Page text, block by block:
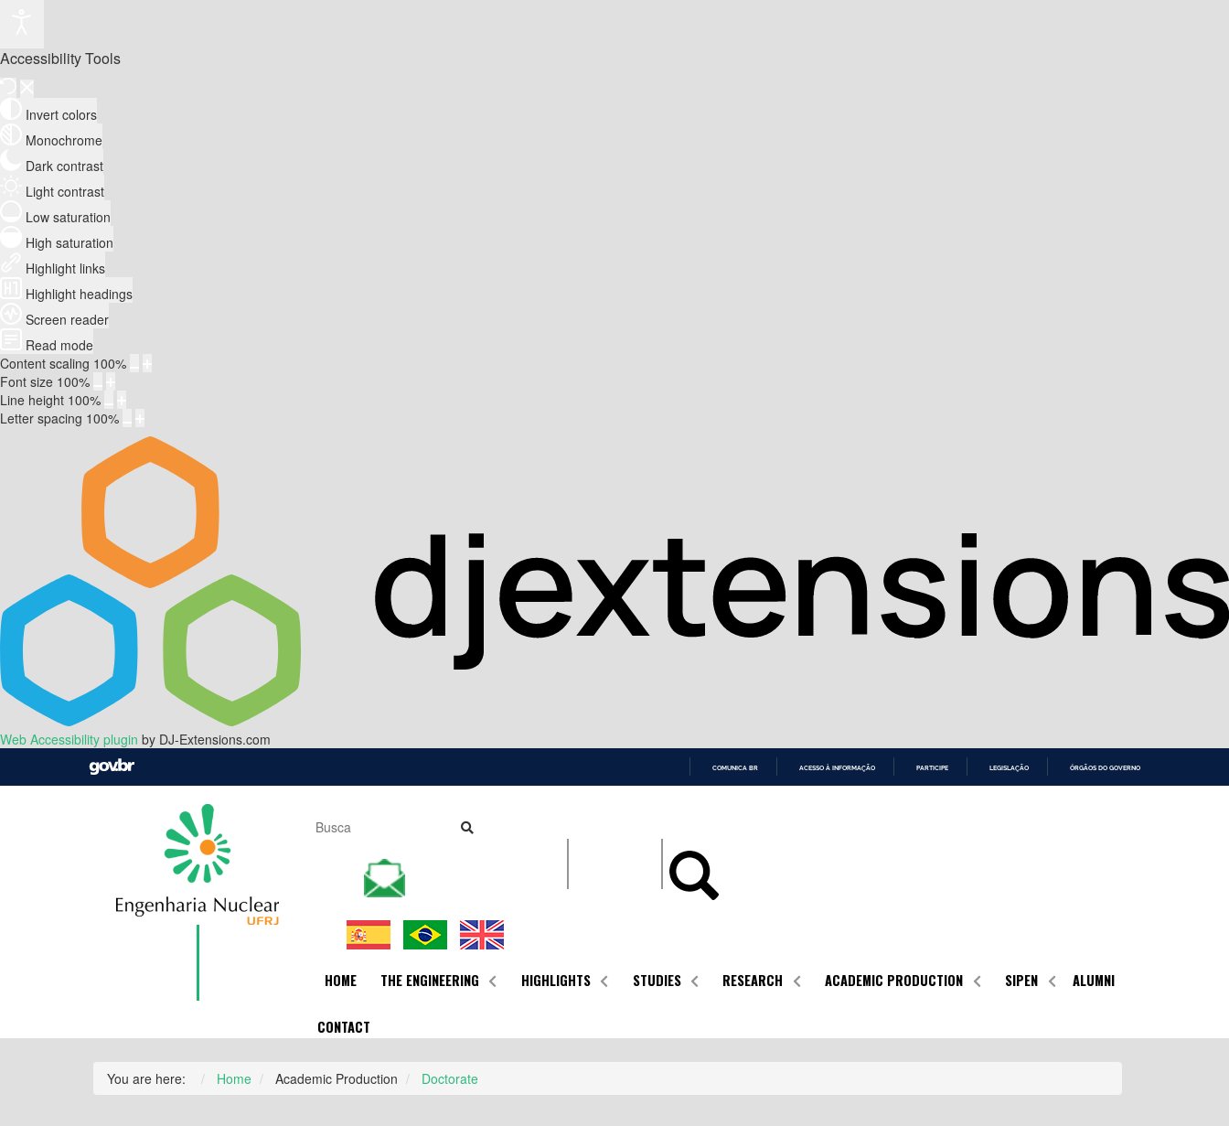
Accessibility Tools
Invert colors
Monochrome
Dark contrast
Light contrast
Low saturation
High saturation
Highlight links
Highlight headings
Screen reader
Read mode
Content scaling 100%
Font size 100%
Line height 100%
Letter spacing 100%
Web Accessibility plugin by DJ-Extensions.com
COMUNICA BR ACESSO À INFORMAÇÃO PARTICIPE LEGISLAÇÃO ÓRGÃOS DO GOVERNO
HOME THE ENGINEERING HIGHLIGHTS STUDIES RESEARCH ACADEMIC PRODUCTION SIPEN ALUMNI
CONTACT
You are here: Home Academic Production Doctorate